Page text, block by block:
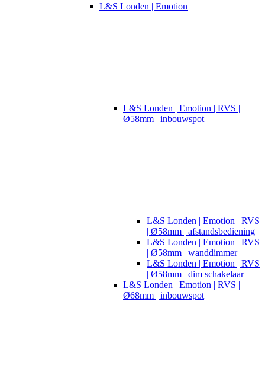
L&S Londen | Emotion
L&S Londen | Emotion | RVS |
Ø58mm | inbouwspot
L&S Londen | Emotion | RVS
| Ø58mm | afstandsbediening
L&S Londen | Emotion | RVS
| Ø58mm | wanddimmer
L&S Londen | Emotion | RVS
| Ø58mm | dim schakelaar
L&S Londen | Emotion | RVS |
Ø68mm | inbouwspot